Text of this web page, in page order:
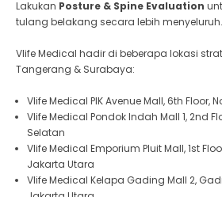
Lakukan Posture & Spine Evaluation
tulang belakang secara lebih menyeluruh.
Vlife Medical hadir di beberapa lokasi
Tangerang & Surabaya:
Vlife Medical PIK Avenue Mall, 6th Floor,
Vlife Medical Pondok Indah Mall 1, 2nd
Selatan
Vlife Medical Emporium Pluit Mall, 1st
Jakarta Utara
Vlife Medical Kelapa Gading Mall 2,